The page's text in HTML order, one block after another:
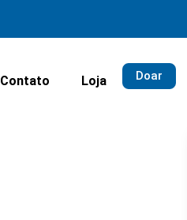
Contato Loja Doar